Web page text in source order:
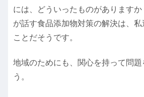
には、どういったものがあります
が話す食品添加物対策の解決は、
ことだそうです。
地域のためにも、関心を持って問題
う。